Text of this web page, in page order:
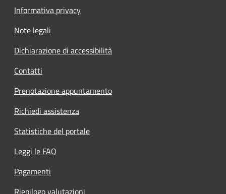
Informativa privacy
Note legali
Dichiarazione di accessibilità
Contatti
Prenotazione appuntamento
Richiedi assistenza
Statistiche del portale
Leggi le FAQ
Pagamenti
Riepilogo valutazioni